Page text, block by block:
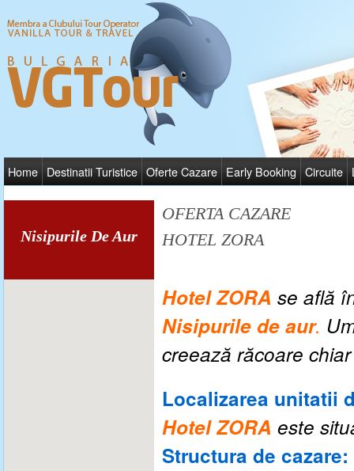
Home Destinatii Turistice Oferte Cazare Early Booking Circuite
Nisipurile De Aur
OFERTA CAZARE
HOTEL ZORA
Hotel ZORA se află
Nisipurile de aur.
creează răcoare
Localizarea unitatii
Hotel ZORA este
Structura de cazare: